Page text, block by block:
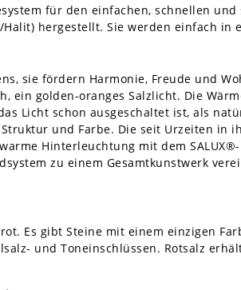
für den einfachen, schnellen
hergestellt. Sie werden einfach in
sie fördern Harmonie, Freude und
ein golden-oranges Salzlicht. Die
Licht schon ausgeschaltet ist, als
und Farbe. Die seit Urzeiten in
Hinterleuchtung mit dem
zu einem Gesamtkunstwerk
Es gibt Steine mit einem einzigen
und Toneinschlüssen. Rotsalz